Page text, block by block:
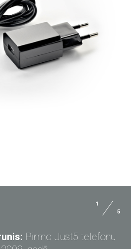
1
5
Pirmo Just5 telefonu